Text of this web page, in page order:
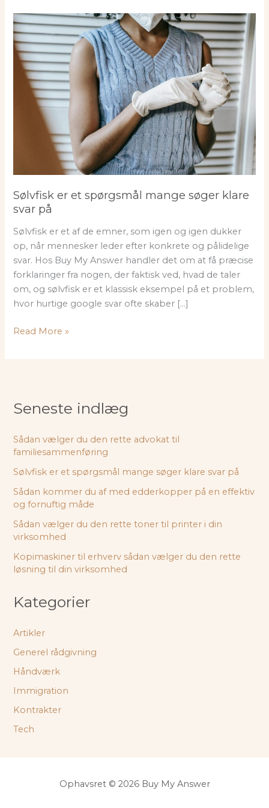
Sølvfisk er et spørgsmål mange søger klare
svar på
Sølvfisk er et af de emner, som igen og igen dukker
op, når mennesker leder efter konkrete og pålidelige
svar. Hos Buy My Answer handler det om at få præcise
forklaringer fra nogen, der faktisk ved, hvad de taler
om, og sølvfisk er et klassisk eksempel på et problem,
hvor hurtige google svar ofte skaber […]
Sølvfisk
søger
klare
på
Read More »
Seneste indlæg
Sådan vælger du den rette advokat til
familiesammenføring
Sølvfisk er et spørgsmål mange søger klare svar på
Sådan kommer du af med edderkopper på en effektiv
og fornuftig måde
Sådan vælger du den rette toner til printer i din
virksomhed
Kopimaskiner til erhverv sådan vælger du den rette
løsning til din virksomhed
Kategorier
Artikler
Generel rådgivning
Håndværk
Immigration
Kontrakter
Tech
Ophavsret © 2026 Buy My Answer